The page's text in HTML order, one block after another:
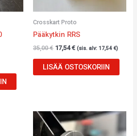
Crosskart Proto
Pääkytkin RRS
35,00€ 17,54€ (sis. alv: 17,54 €)
LISÄÄ OSTOSKORIIN